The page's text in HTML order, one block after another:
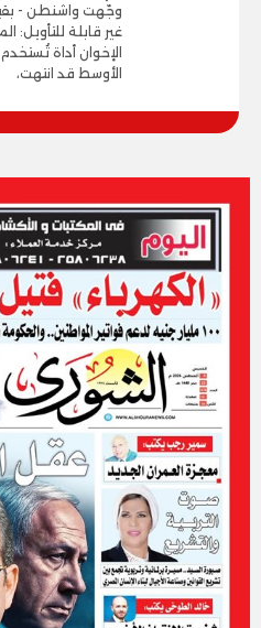
وجّهت واشنطن -
غير قابلة للتأويل:
الإخوان أداة
الأوسط قد انتهت،